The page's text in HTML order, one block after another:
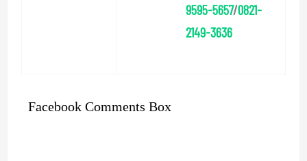
9595-5657/0821-
2149-3636
Facebook Comments Box